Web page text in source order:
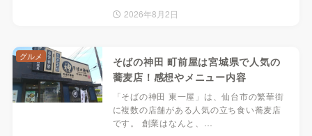
2026年8月2日
そばの神田 町前屋は宮城県で人気の
蕎麦店！感想やメニュー内容
「そばの神田 東一屋」は、仙台市の繁華街
に複数の店舗がある人気の立ち食い蕎麦店
です。 創業はなんと、…
グルメ